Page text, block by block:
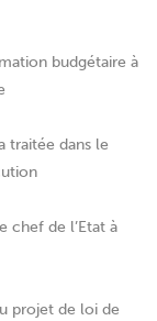
budgétaire à
traitée dans le
chef de l’Etat à
projet de loi de